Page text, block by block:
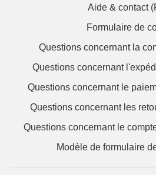
Aide & contact
Formulaire de
Questions concernant la
Questions concernant
Questions concernant le
Questions concernant les
Questions concernant le
Modèle de formulaire